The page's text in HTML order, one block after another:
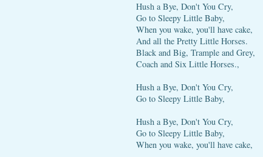
Hush a Bye, Don't You Cry,
Go to Sleepy Little Baby,
When you wake, you'll have cake,
And all the Pretty Little Horses.
Black and Big, Trample and Grey,
Coach and Six Little Horses.,
Hush a Bye, Don't You Cry,
Go to Sleepy Little Baby,
Hush a Bye, Don't You Cry,
Go to Sleepy Little Baby,
When you wake, you'll have cake,